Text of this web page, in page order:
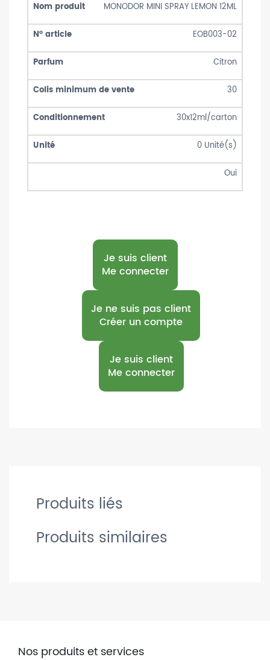
MONODOR MINI SPRAY LEMON 12ML
EOB003-02
Citron
30
30x12ml/carton
0 Unité(s)
Oui
Je suis client
Me connecter
Je ne suis pas client
Créer un compte
Je suis client
Me connecter
Produits liés
Produits similaires
Nos produits et services